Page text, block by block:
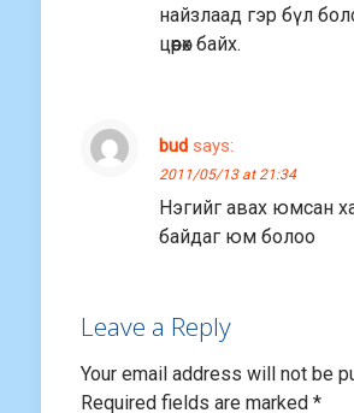
найзлаад гэр бүл
цөөрөх байх.
bud says:
2011/05/13 at 21:34
Нэгийг авах юмсан
байдаг юм болоо
Leave a Reply
Your email address will not be
Required fields are marked *